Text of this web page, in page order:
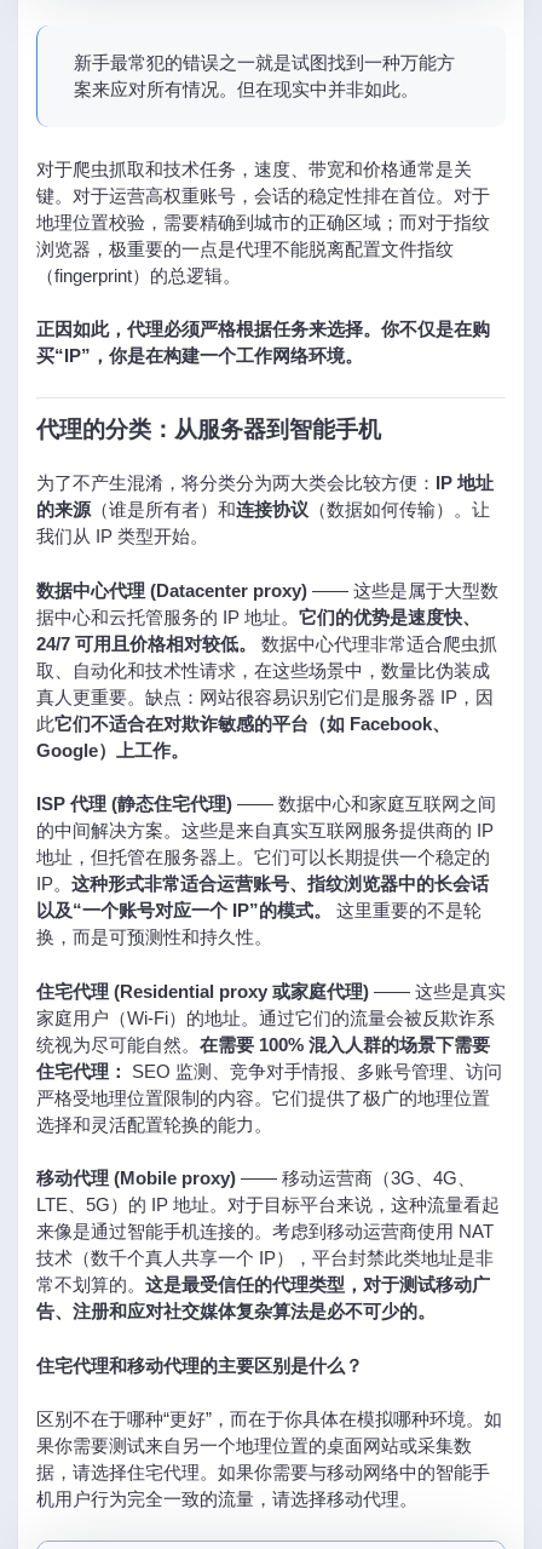
新手最常犯的错误之一就是试图找到一种万能方
案来应对所有情况。但在现实中并非如此。
对于爬虫抓取和技术任务，速度、带宽和价格通常是关
键。对于运营高权重账号，会话的稳定性排在首位。对于
地理位置校验，需要精确到城市的正确区域；而对于指纹
浏览器，极重要的一点是代理不能脱离配置文件指纹
（fingerprint）的总逻辑。
正因如此，代理必须严格根据任务来选择。你不仅是在购
买“IP”，你是在构建一个工作网络环境。
代理的分类：从服务器到智能手机
为了不产生混淆，将分类分为两大类会比较方便： IP 地址
的来源 （谁是所有者）和连接协议 （数据如何传输）。让
我们从 IP 类型开始。
数据中心代理 (Datacenter proxy) —— 这些是属于大型数
据中心和云托管服务的 IP 地址。 它们的优势是速度快、
24/7 可用且价格相对较低。
数据中心代理非常适合爬虫抓
取、自动化和技术性请求，在这些场景中，数量比伪装成
真人更重要。缺点：网站很容易识别它们是服务器 IP，因
此它们不适合在对欺诈敏感的平台（如 Facebook、
Google）上工作。
ISP 代理 (静态住宅代理) —— 数据中心和家庭互联网之间
的中间解决方案。这些是来自真实互联网服务提供商的 IP
地址，但托管在服务器上。它们可以长期提供一个稳定的
IP。 这种形式非常适合运营账号、指纹浏览器中的长会话
以及“一个账号对应一个 IP”的模式。
这里重要的不是轮
换，而是可预测性和持久性。
住宅代理 (Residential proxy 或家庭代理) —— 这些是真实
家庭用户（Wi-Fi）的地址。通过它们的流量会被反欺诈系
统视为尽可能自然。 在需要 100% 混入人群的场景下需要
住宅代理：
SEO 监测、竞争对手情报、多账号管理、访问
严格受地理位置限制的内容。它们提供了极广的地理位置
选择和灵活配置轮换的能力。
移动代理 (Mobile proxy) —— 移动运营商（3G、4G、
LTE、5G）的 IP 地址。对于目标平台来说，这种流量看起
来像是通过智能手机连接的。考虑到移动运营商使用 NAT
技术（数千个真人共享一个 IP），平台封禁此类地址是非
常不划算的。 这是最受信任的代理类型，对于测试移动广
告、注册和应对社交媒体复杂算法是必不可少的。
住宅代理和移动代理的主要区别是什么？
区别不在于哪种“更好”，而在于你具体在模拟哪种环境。如
果你需要测试来自另一个地理位置的桌面网站或采集数
据，请选择住宅代理。如果你需要与移动网络中的智能手
机用户行为完全一致的流量，请选择移动代理。